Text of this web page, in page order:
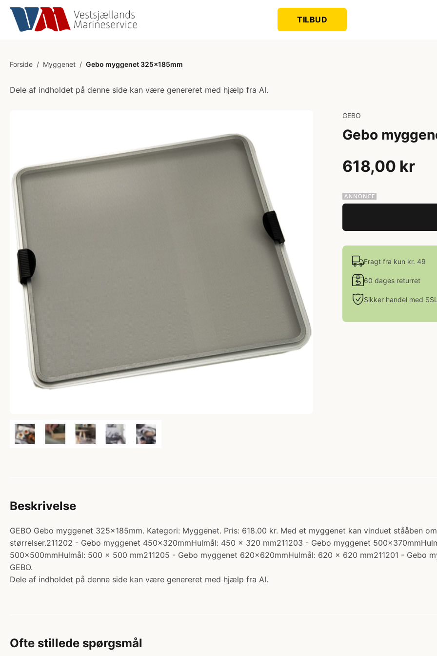
TILBUD
Forside / Myggenet / Gebo myggenet 325x185mm
Dele af indholdet på denne side kan være genereret med hjælp fra AI.
GEBO
Gebo
618,00 kr
Fragt fra kun kr. 49
60 dages returret
Sikker handel med
Beskrivelse
GEBO Gebo myggenet 325x185mm. Kategori: Myggenet. Pris: 618.00 kr. Med et myggenet kan vinduet stååben
størrelser.211202 - Gebo myggenet 450x320mmHulmål: 450 x 320 mm211203 - Gebo myggenet
500x500mmHulmål: 500 x 500 mm211205 - Gebo myggenet 620x620mmHulmål: 620 x 620 mm211201 - Gebo
GEBO.
Dele af indholdet på denne side kan være genereret med hjælp fra AI.
Ofte stillede spørgsmål